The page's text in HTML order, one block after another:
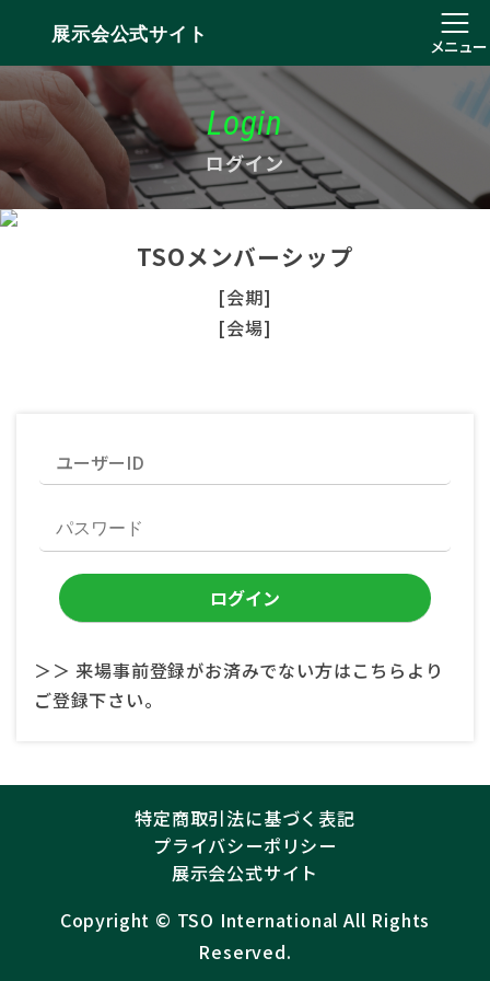
展示会公式サイト
メニュー
Login
ログイン
TSOメンバーシップ
[会期]
[会場]
＞＞ 来場事前登録がお済みでない方はこちらより
ご登録下さい。
特定商取引法に基づく表記
プライバシーポリシー
展示会公式サイト
Copyright ©︎ TSO International All Rights
Reserved.